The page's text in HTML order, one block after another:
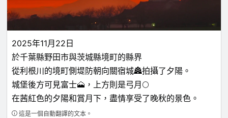
2025年11月22日
於千葉縣野田市與茨城縣境町的縣界
從利根川的境町側堤防朝向關宿城🏯拍攝了夕陽。
城堡後方可見富士🗻，上方則是弓月🌕
在茜紅色的夕陽和賞月下，盡情享受了晚秋的景色。
這是一個自動翻譯的文本。